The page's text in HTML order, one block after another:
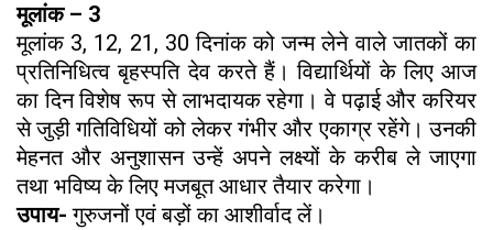
मूलांक – 3
मूलांक 3, 12, 21, 30 दिनांक को जन्म लेने वाले जातकों का
प्रतिनिधित्व बृहस्पति देव करते हैं। विद्यार्थियों के लिए आज
का दिन विशेष रूप से लाभदायक रहेगा। वे पढ़ाई और करियर
से जुड़ी गतिविधियों को लेकर गंभीर और एकाग्र रहेंगे। उनकी
मेहनत और अनुशासन उन्हें अपने लक्ष्यों के करीब ले जाएगा
तथा भविष्य के लिए मजबूत आधार तैयार करेगा।
उपाय- गुरुजनों एवं बड़ों का आशीर्वाद लें।